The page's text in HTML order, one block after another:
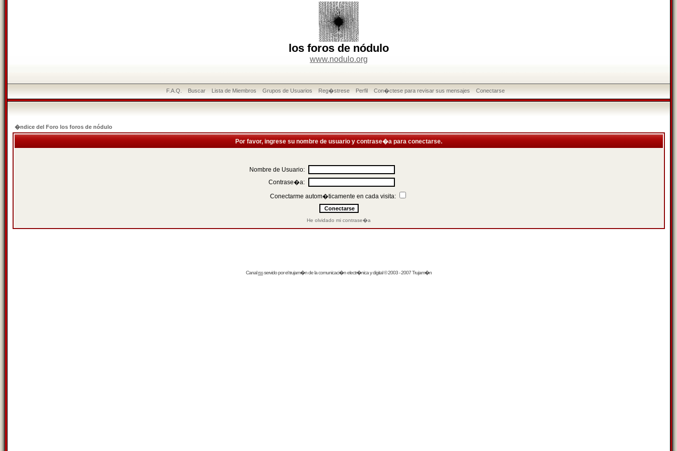
los foros de nódulo
www.nodulo.org
F.A.Q. Buscar Lista de Miembros Grupos de Usuarios Reg�strese Perfil Con�ctese para revisar sus mensajes Conectarse
�ndice del Foro los foros de nódulo
Por favor, ingrese su nombre de usuario y contrase�a para conectarse.
Nombre de Usuario:
Contrase�a:
Conectarme autom�ticamente en cada visita:
He olvidado mi contrase�a
Canalrssservido por eltrujam�nde la comunicaci�n electr�nica y digital © 2003 - 2007 Trujam�n